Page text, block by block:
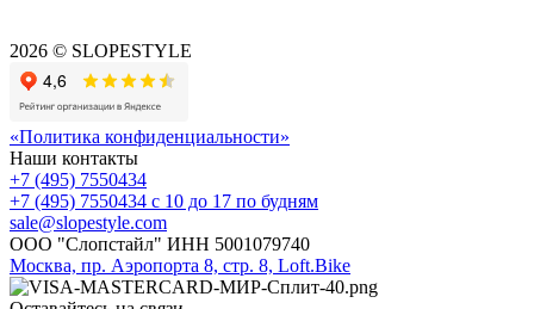
2026 © SLOPESTYLE
«Политика конфиденциальности»
Наши контакты
+7 (495) 7550434
+7 (495) 7550434 с 10 до 17 по будням
sale@slopestyle.com
ООО "Слопстайл" ИНН 5001079740
Москва, пр. Аэропорта 8, стр. 8, Loft.Bike